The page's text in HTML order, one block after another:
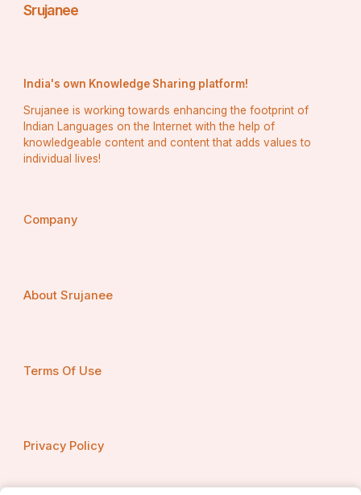
Srujanee
India's own Knowledge Sharing platform!
Srujanee is working towards enhancing the footprint of
Indian Languages on the Internet with the help of
knowledgeable content and content that adds values to
individual lives!
Company
About Srujanee
Terms Of Use
Privacy Policy